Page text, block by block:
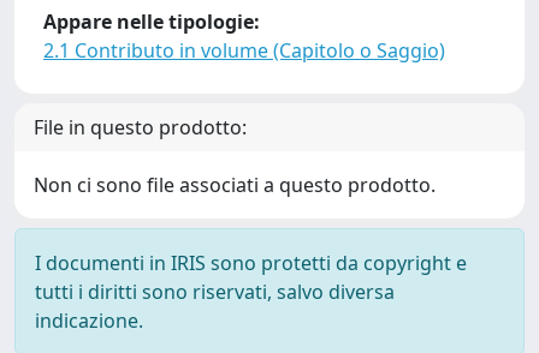
Appare nelle tipologie:
2.1 Contributo in volume (Capitolo o Saggio)
File in questo prodotto:
Non ci sono file associati a questo prodotto.
I documenti in IRIS sono protetti da copyright e
tutti i diritti sono riservati, salvo diversa
indicazione.